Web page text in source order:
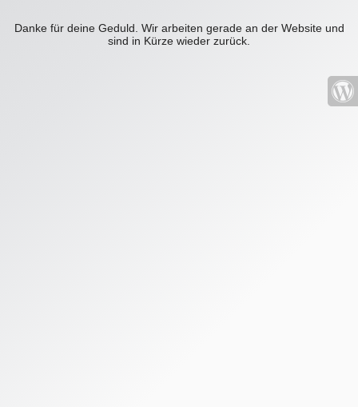
Danke für deine Geduld. Wir arbeiten gerade an der Website und
sind in Kürze wieder zurück.